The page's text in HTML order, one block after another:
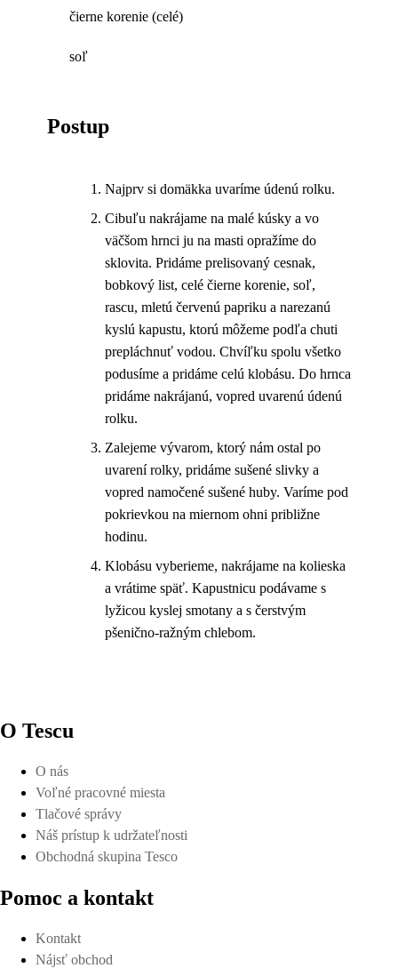
čierne korenie (celé)
soľ
Postup
Najprv si domäkka uvaríme údenú rolku.
Cibuľu nakrájame na malé kúsky a vo
väčšom hrnci ju na masti opražíme do
sklovita. Pridáme prelisovaný cesnak,
bobkový list, celé čierne korenie, soľ,
rascu, mletú červenú papriku a narezanú
kyslú kapustu, ktorú môžeme podľa chuti
prepláchnuť vodou. Chvíľku spolu všetko
podusíme a pridáme celú klobásu. Do hrnca
pridáme nakrájanú, vopred uvarenú údenú
rolku.
Zalejeme vývarom, ktorý nám ostal po
uvarení rolky, pridáme sušené slivky a
vopred namočené sušené huby. Varíme pod
pokrievkou na miernom ohni približne
hodinu.
Klobásu vyberieme, nakrájame na kolieska
a vrátime späť. Kapustnicu podávame s
lyžicou kyslej smotany a s čerstvým
pšenično-ražným chlebom.
O Tescu
O nás
Voľné pracovné miesta
Tlačové správy
Náš prístup k udržateľnosti
Obchodná skupina Tesco
Pomoc a kontakt
Kontakt
Nájsť obchod